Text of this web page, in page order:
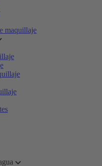
maquillaje